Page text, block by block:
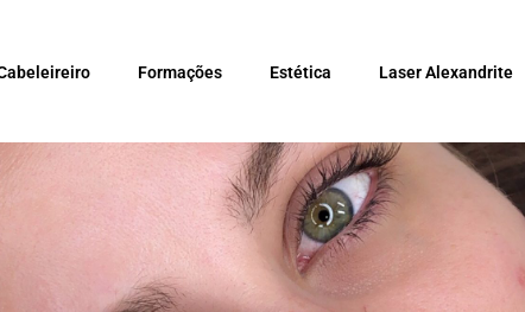
Formações Estética Laser Alexandrite